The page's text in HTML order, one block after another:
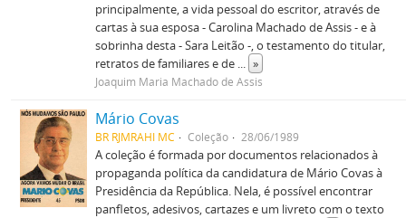
principalmente, a vida pessoal do escritor, através de
cartas à sua esposa - Carolina Machado de Assis - e à
sobrinha desta - Sara Leitão -, o testamento do titular,
retratos de familiares e de ... »
Joaquim Maria Machado de Assis
Mário Covas
BR RJMRAHI MC Coleção 28/06/1989
A coleção é formada por documentos relacionados à
propaganda política da candidatura de Mário Covas à
Presidência da República. Nela, é possível encontrar
panfletos, adesivos, cartazes e um livreto com o texto